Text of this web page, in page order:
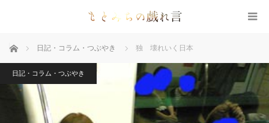
ホーム 日記・コラム・つぶやき 独 壊れいく日本
日記・コラム・つぶやき